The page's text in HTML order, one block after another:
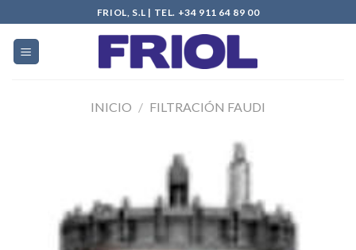
content
FRIOL, S.L | TEL. +34 911 64 89 00
INICIO / FILTRACIÓN FAUDI